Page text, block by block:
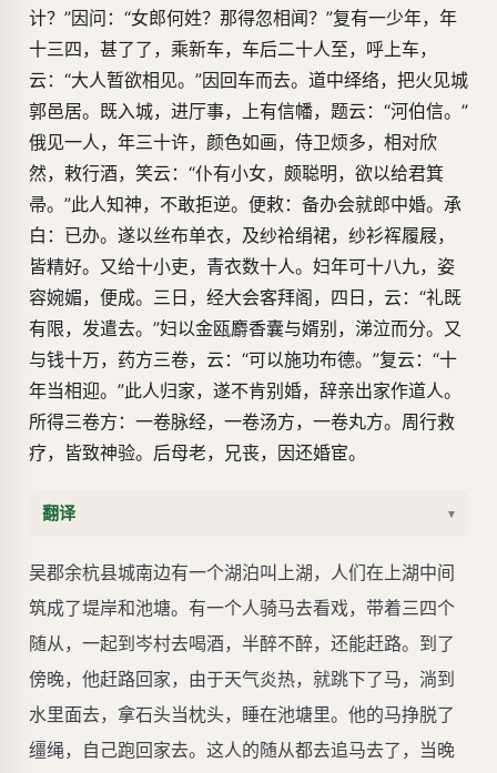
计？”因问：“女郎何姓？那得忽相闻？”复有一少年，年
十三四，甚了了，乘新车，车后二十人至，呼上车，
云：“大人暂欲相见。”因回车而去。道中绎络，把火见城
郭邑居。既入城，进厅事，上有信幡，题云：“河伯信。”
俄见一人，年三十许，颜色如画，侍卫烦多，相对欣
然，敕行酒，笑云：“仆有小女，颇聪明，欲以给君箕
帚。”此人知神，不敢拒逆。便敕：备办会就郎中婚。承
白：已办。遂以丝布单衣，及纱袷绢裙，纱衫裈履屐，
皆精好。又给十小吏，青衣数十人。妇年可十八九，姿
容婉媚，便成。三日，经大会客拜阁，四日，云：“礼既
有限，发遣去。”妇以金瓯麝香囊与婿别，涕泣而分。又
与钱十万，药方三卷，云：“可以施功布德。”复云：“十
年当相迎。”此人归家，遂不肯别婚，辞亲出家作道人。
所得三卷方：一卷脉经，一卷汤方，一卷丸方。周行救
疗，皆致神验。后母老，兄丧，因还婚宦。
翻译 ▾
吴郡余杭县城南边有一个湖泊叫上湖，人们在上湖中间
筑成了堤岸和池塘。有一个人骑马去看戏，带着三四个
随从，一起到岑村去喝酒，半醉不醉，还能赶路。到了
傍晚，他赶路回家，由于天气炎热，就跳下了马，淌到
水里面去，拿石头当枕头，睡在池塘里。他的马挣脱了
缰绳，自己跑回家去。这人的随从都去追马去了，当晚